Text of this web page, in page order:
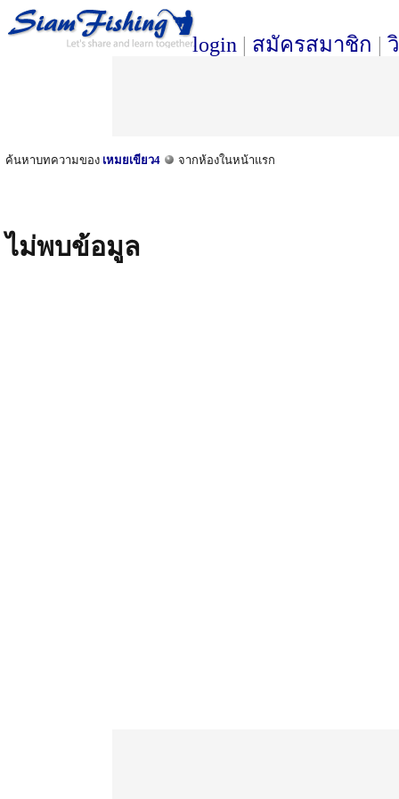
login | สมัครสมาชิก |
ค้นหาบทความของ เหมยเขียว4 จากห้องในหน้าแรก
ไม่พบข้อมูล